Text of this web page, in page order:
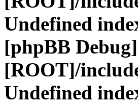
Undefined
[phpBB
[ROOT]/
Undefined